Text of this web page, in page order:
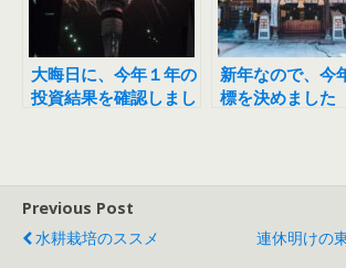
大晦日に、今年１年の
投資結果を確認しまし
新年なので、今
標を決めました
Previous Post
水耕栽培のススメ
連休明けの